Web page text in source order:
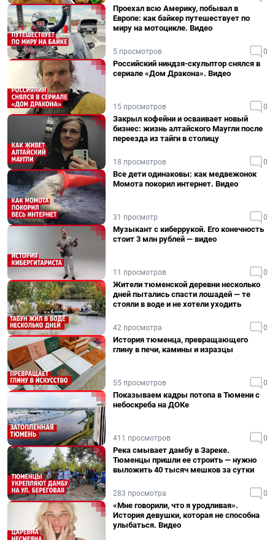
Проехал всю Америку, побывал в
Европе: как байкер путешествует по
миру на мотоцикле. Видео
5 просмотров 0
Российский ниндзя-скульптор снялся в
сериале «Дом Дракона». Видео
15 просмотров 0
Закрыл кофейни и осваивает новый
бизнес: жизнь алтайского Маугли после
переезда из тайги в столицу
18 просмотров 0
Все дети одинаковы: как медвежонок
Момота покорил интернет. Видео
31 просмотр 0
Музыкант с киберрукой. Его конечность
стоит 3 млн рублей — видео
11 просмотров 0
Жители тюменской деревни несколько
дней пытались спасти лошадей — те
стояли в воде и не хотели уходить
42 просмотра 0
История тюменца, превращающего
глину в печи, камины и изразцы
55 просмотров 0
Показываем кадры потопа в Тюмени с
небоскреба на ДОКе
411 просмотров 0
Река смывает дамбу в Зареке.
Тюменцы пришли ее строить — нужно
выложить 40 тысяч мешков за сутки
283 просмотра 0
«Мне говорили, что я уродливая».
История девушки, которая не способна
улыбаться. Видео